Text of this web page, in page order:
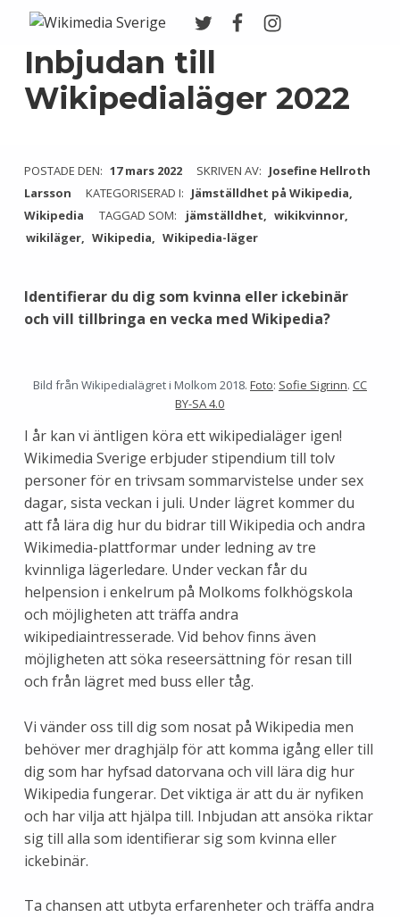
Inbjudan till
Wikipedialäger 2022
POSTADE DEN: 17 mars 2022 SKRIVEN AV: Josefine Hellroth
Larsson
KATEGORISERAD I: Jämställdhet på Wikipedia,
Wikipedia
TAGGAD SOM: jämställdhet
wikikvinnor
wikiläger
Wikipedia Wikipedia-läger
Identifierar du dig som kvinna eller ickebinär
och vill tillbringa en vecka med Wikipedia?
Bild från Wikipedialägret i Molkom 2018. Foto: Sofie Sigrinn. CC
BY-SA 4.0
I år kan vi äntligen köra ett wikipedialäger igen!
Wikimedia Sverige erbjuder stipendium till tolv
personer för en trivsam sommarvistelse under sex
dagar, sista veckan i juli. Under lägret kommer du
att få lära dig hur du bidrar till Wikipedia och andra
Wikimedia-plattformar under ledning av tre
kvinnliga lägerledare. Under veckan får du
helpension i enkelrum på Molkoms folkhögskola
och möjligheten att träffa andra
wikipediaintresserade. Vid behov finns även
möjligheten att söka reseersättning för resan till
och från lägret med buss eller tåg.
Vi vänder oss till dig som nosat på Wikipedia men
behöver mer draghjälp för att komma igång eller till
dig som har hyfsad datorvana och vill lära dig hur
Wikipedia fungerar. Det viktiga är att du är nyfiken
och har vilja att hjälpa till. Inbjudan att ansöka riktar
sig till alla som identifierar sig som kvinna eller
ickebinär.
Ta chansen att utbyta erfarenheter och träffa andra